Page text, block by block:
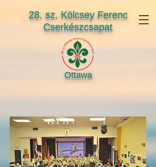
28. sz. Kölcsey Ferenc
Cserkészcsapat
Ottawa